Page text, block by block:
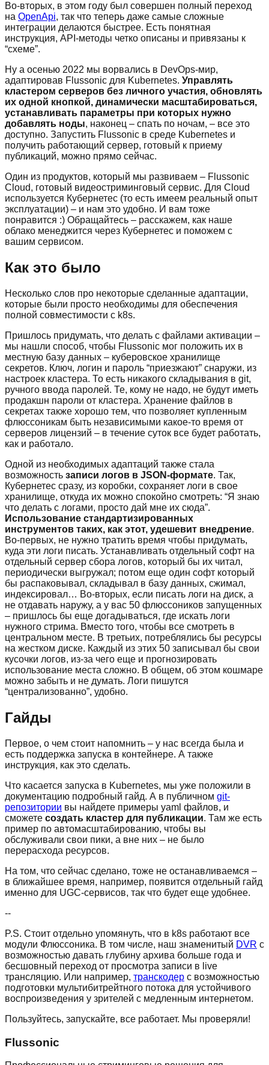
Во-вторых, в этом году был совершен полный переход
на OpenApi, так что теперь даже самые сложные
интеграции делаются быстрее. Есть понятная
инструкция, API-методы четко описаны и привязаны к
“схеме”.
Ну а осенью 2022 мы ворвались в DevOps-мир,
адаптировав Flussonic для Kubernetes. Управлять
кластером серверов без личного участия, обновлять
их одной кнопкой, динамически масштабироваться,
устанавливать параметры при которых нужно
добавлять ноды, наконец – спать по ночам, – все это
доступно. Запустить Flussonic в среде Kubernetes и
получить работающий сервер, готовый к приему
публикаций, можно прямо сейчас.
Один из продуктов, который мы развиваем – Flussonic
Cloud, готовый видеостриминговый сервис. Для Cloud
используется Кубернетес (то есть имеем реальный опыт
эксплуатации) – и нам это удобно. И вам тоже
понравится :) Обращайтесь – расскажем, как наше
облако менеджится через Кубернетес и поможем с
вашим сервисом.
Как это было
Несколько слов про некоторые сделанные адаптации,
которые были просто необходимы для обеспечения
полной совместимости с k8s.
Пришлось придумать, что делать с файлами активации –
мы нашли способ, чтобы Flussonic мог положить их в
местную базу данных – куберовское хранилище
секретов. Ключ, логин и пароль “приезжают” снаружи, из
настроек кластера. То есть никакого складывания в git,
ручного ввода паролей. Те, кому не надо, не будут иметь
продакшн пароли от кластера. Хранение файлов в
секретах также хорошо тем, что позволяет купленным
флюссоникам быть независимыми какое-то время от
серверов лицензий – в течение суток все будет работать,
как и работало.
Одной из необходимых адаптаций также стала
возможность записи логов в JSON-формате. Так,
Кубернетес сразу, из коробки, сохраняет логи в свое
хранилище, откуда их можно спокойно смотреть: “Я знаю
что делать с логами, просто дай мне их сюда”.
Использование стандартизированных
инструментов таких, как этот, удешевит внедрение.
Во-первых, не нужно тратить время чтобы придумать,
куда эти логи писать. Устанавливать отдельный софт на
отдельный сервер сбора логов, который бы их читал,
периодически выгружал; потом еще один софт который
бы распаковывал, складывал в базу данных, сжимал,
индексировал… Во-вторых, если писать логи на диск, а
не отдавать наружу, а у вас 50 флюссоников запущенных
– пришлось бы еще догадываться, где искать логи
нужного стрима. Вместо того, чтобы все смотреть в
центральном месте. В третьих, потреблялись бы ресурсы
на жестком диске. Каждый из этих 50 записывал бы свои
кусочки логов, из-за чего еще и прогнозировать
использование места сложно. В общем, об этом кошмаре
можно забыть и не думать. Логи пишутся
“централизованно”, удобно.
Гайды
Первое, о чем стоит напомнить – у нас всегда была и
есть поддержка запуска в контейнере. А также
инструкция, как это сделать.
Что касается запуска в Kubernetes, мы уже положили в
документацию подробный гайд. А в публичном git-
репозитории вы найдете примеры yaml файлов, и
сможете создать кластер для публикации. Там же есть
пример по автомасштабированию, чтобы вы
обслуживали свои пики, а вне них – не было
перерасхода ресурсов.
На том, что сейчас сделано, тоже не останавливаемся –
в ближайшее время, например, появится отдельный гайд
именно для UGC-сервисов, так что будет еще удобнее.
--
P.S. Стоит отдельно упомянуть, что в k8s работают все
модули Флюссоника. В том числе, наш знаменитый DVR с
возможностью давать глубину архива больше года и
бесшовный переход от просмотра записи в live
трансляцию. Или например, транскодер с возможностью
подготовки мультибитрейтного потока для устойчивого
воспроизведения у зрителей с медленным интернетом.
Пользуйтесь, запускайте, все работает. Мы проверяли!
Flussonic